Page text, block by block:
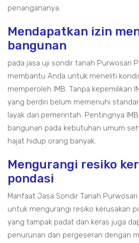
penangananya.
Mendapatkan izin
bangunan
pada jasa uji sondir tanah Purwosari
membantu Anda untuk meneliti
memperoleh IMB. Tanpa kepemilikan
yang berdiri belum memenuhi
layak dari pemerintah. Pentingnya
bangunan pada kebutuhan umum
hajat hidup orang banyak.
Mengurangi resiko
pondasi
Manfaat Jasa Sondir Tanah
untuk mengurangi resiko kerusakan
yang tampak padat dan keras juga
penurunan dan pergeseran dengan